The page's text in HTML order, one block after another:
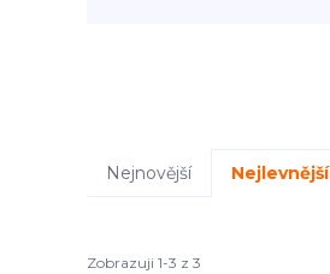
Nejnovější Nejlevnější
Zobrazuji 1-3 z 3